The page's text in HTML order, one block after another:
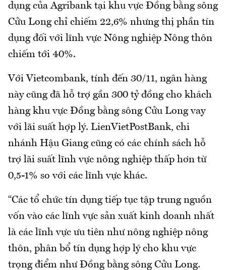
dụng của Agribank tại khu vực Đồng bằng sông
Cửu Long chỉ chiếm 22,6% nhưng thị phần tín
dụng đối với lĩnh vực Nông nghiệp Nông thôn
chiếm tới 40%.
Với Vietcombank, tính đến 30/11, ngân hàng
này cũng đã hỗ trợ gần 300 tỷ đồng cho khách
hàng khu vực Đồng bằng sông Cửu Long vay
với lãi suất hợp lý. LienVietPostBank, chi
nhánh Hậu Giang cũng có các chính sách hỗ
trợ lãi suất lĩnh vực nông nghiệp thấp hơn từ
0,5-1% so với các lĩnh vực khác.
“Các tổ chức tín dụng tiếp tục tập trung nguồn
vốn vào các lĩnh vực sản xuất kinh doanh nhất
là các lĩnh vực ưu tiên như nông nghiệp nông
thôn, phân bổ tín dụng hợp lý cho khu vực
trọng điểm như Đồng bằng sông Cửu Long.